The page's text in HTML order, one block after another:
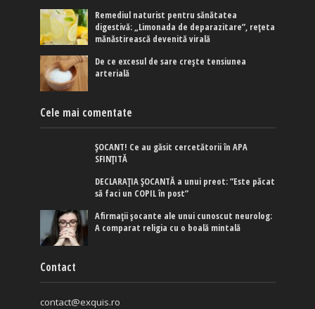
Remediul naturist pentru sănătatea
digestivă: „Limonada de deparazitare”, rețeta
mănăstirească devenită virală
De ce excesul de sare crește tensiunea
arterială
Cele mai comentate
ȘOCANT! Ce au găsit cercetătorii în APA
SFINȚITĂ
DECLARAȚIA ȘOCANTĂ a unui preot: ”Este păcat
să faci un COPIL în post”
Afirmaţii şocante ale unui cunoscut neurolog:
A comparat religia cu o boală mintală
Contact
contact@exquis.ro